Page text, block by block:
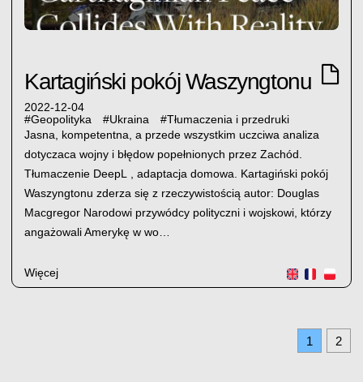
Kartagiński pokój Waszyngtonu
2022-12-04
#Geopolityka #Ukraina #Tłumaczenia i przedruki
Jasna, kompetentna, a przede wszystkim uczciwa analiza
dotyczaca wojny i błędow popełnionych przez Zachód.
Tłumaczenie DeepL , adaptacja domowa. Kartagiński pokój
Waszyngtonu zderza się z rzeczywistością autor: Douglas
Macgregor Narodowi przywódcy polityczni i wojskowi, którzy
angażowali Amerykę w wo…
Więcej
1 2